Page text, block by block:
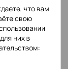
что вам
свою
них в
в «Мои